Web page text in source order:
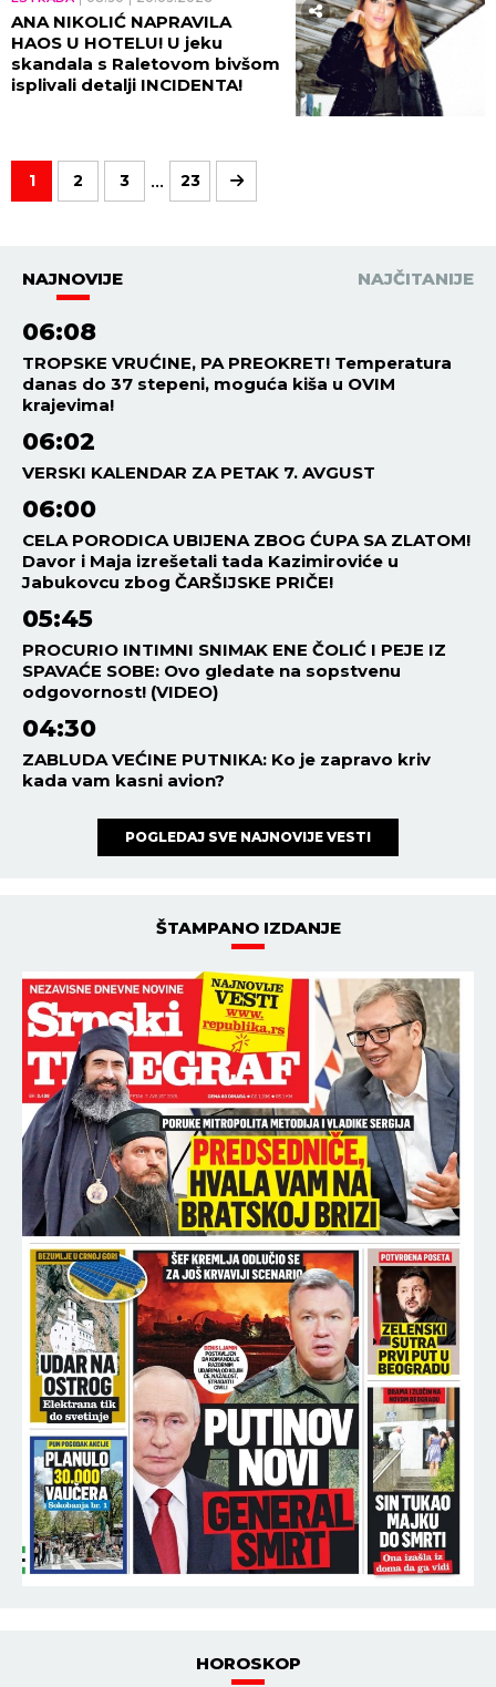
ANA NIKOLIĆ NAPRAVILA
HAOS U HOTELU! U jeku
skandala s Raletovom bivšom
isplivali detalji INCIDENTA!
1 2 3 ... 23
NAJNOVIJE NAJČITANIJE
06:08
TROPSKE VRUĆINE, PA PREOKRET! Temperatura
danas do 37 stepeni, moguća kiša u OVIM
krajevima!
06:02
VERSKI KALENDAR ZA PETAK 7. AVGUST
06:00
CELA PORODICA UBIJENA ZBOG ĆUPA SA ZLATOM!
Davor i Maja izrešetali tada Kazimiroviće u
Jabukovcu zbog ČARŠIJSKE PRIČE!
05:45
PROCURIO INTIMNI SNIMAK ENE ČOLIĆ I PEJE IZ
SPAVAĆE SOBE: Ovo gledate na sopstvenu
odgovornost! (VIDEO)
04:30
ZABLUDA VEĆINE PUTNIKA: Ko je zapravo kriv
kada vam kasni avion?
POGLEDAJ SVE NAJNOVIJE VESTI
ŠTAMPANO IZDANJE
HOROSKOP